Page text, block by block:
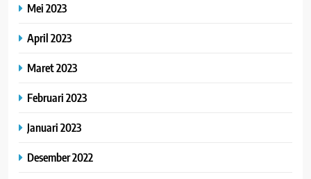
Mei 2023
April 2023
Maret 2023
Februari 2023
Januari 2023
Desember 2022